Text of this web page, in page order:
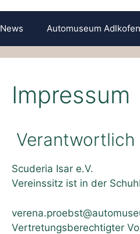
News Automuseum Adlkofen
Impressum
Scuderia Isar e.V.
Vereinssitz ist in der
Vertretungsberechtigter